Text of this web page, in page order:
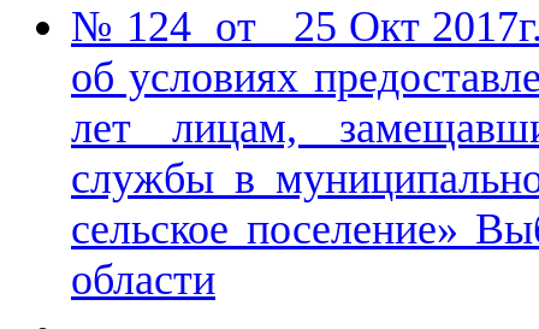
№ 124 от 25 Окт
об условиях
лет лицам,
службы в
сельское поселение»
области